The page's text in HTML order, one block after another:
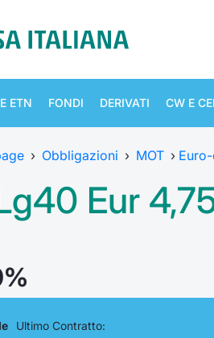
ETN FONDI DERIVATI CW E
› Obbligazioni › MOT ›
Eur
Ultimo Contratto: